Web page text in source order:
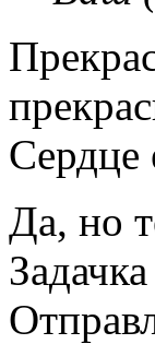
Сердце
Да, но